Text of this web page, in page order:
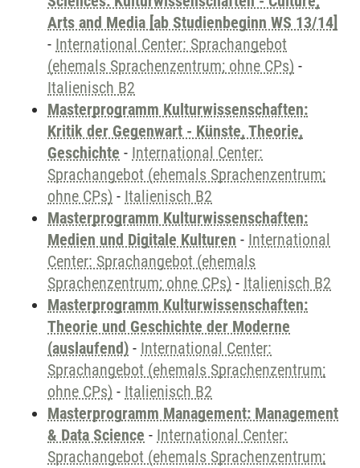
Arts and Media [ab Studienbeginn WS 13/14]
- International Center: Sprachangebot
(ehemals Sprachenzentrum; ohne CPs) -
Italienisch B2
Masterprogramm Kulturwissenschaften:
Kritik der Gegenwart - Künste, Theorie,
Geschichte - International Center:
Sprachangebot (ehemals Sprachenzentrum;
ohne CPs) - Italienisch B2
Masterprogramm Kulturwissenschaften:
Medien und Digitale Kulturen - International
Center: Sprachangebot (ehemals
Sprachenzentrum; ohne CPs) - Italienisch B2
Masterprogramm Kulturwissenschaften:
Theorie und Geschichte der Moderne
(auslaufend) - International Center:
Sprachangebot (ehemals Sprachenzentrum;
ohne CPs) - Italienisch B2
Masterprogramm Management: Management
& Data Science - International Center:
Sprachangebot (ehemals Sprachenzentrum;